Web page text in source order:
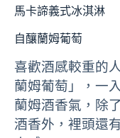
馬卡諦義式冰淇淋
自釀蘭姆葡萄
喜歡酒感較重的
蘭姆葡萄」，一
蘭姆酒香氣，除
酒香外，裡頭還